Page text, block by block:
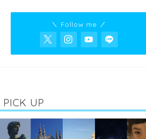
＼ Follow me ／
PICK UP